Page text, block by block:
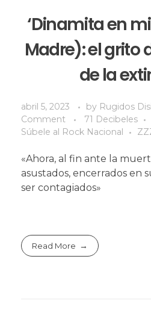
‘Dinamita en
Madre): el grito
de la
abril 5, 2023 by Rugidos
Comment
71 Decibeles
Súbele al Rock Nacional
«Ahora, al fin ante la
asustados, encerrados en
ser contagiados»
Read More